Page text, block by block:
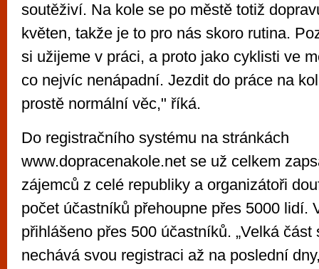
soutěživí. Na kole se po městě totiž
květen, takže je to pro nás skoro rutina.
si užijeme v práci, a proto jako cyklisti ve
co nejvíc nenápadní. Jezdit do práce na
prostě normální věc," říká.
Do registračního systému na stránkách
www.dopracenakole.net se už celkem
zájemců z celé republiky a organizátoři
počet účastníků přehoupne přes 5000 lidí.
přihlášeno přes 500 účastníků. „Velká
nechává svou registraci až na poslední